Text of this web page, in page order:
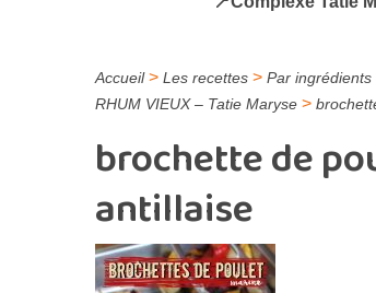
Accueil> Les recettes > Par ingrédients
RHUM VIEUX – Tatie Maryse >
brochette de
antillaise